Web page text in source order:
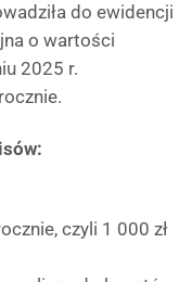
do ewidencji
o wartości
2025 r.
czyli 1 000 zł